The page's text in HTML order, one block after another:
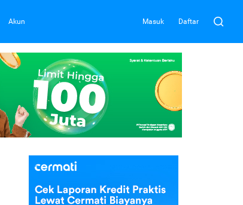
Akun Masuk Daftar